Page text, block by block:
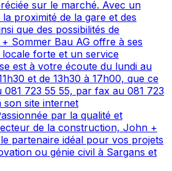
sur le marché. Avec un
proximité de la gare et des
que des possibilités de
Sommer Bau AG offre à ses
forte et un service
est à votre écoute du lundi au
et de 13h30 à 17h00, que ce
723 55 55, par fax au 081 723
son site internet
par la qualité et
de la construction, John +
partenaire idéal pour vos projets
ou génie civil à Sargans et